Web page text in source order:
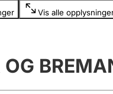
Vis alle